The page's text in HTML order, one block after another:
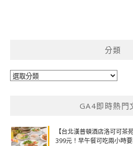
分類
分
GA4即時熱門
【台北漢普頓酒店洛可可茶
399元！早午餐可吃兩小時